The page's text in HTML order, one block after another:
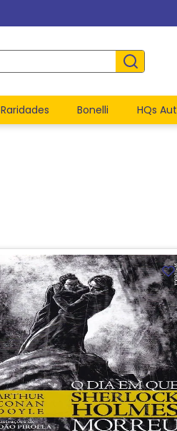
Raridades Bonelli HQs